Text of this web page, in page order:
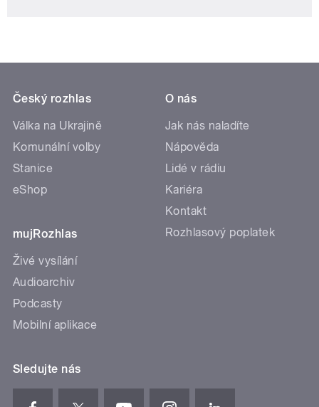
Český rozhlas
Válka na Ukrajině
Komunální volby
Stanice
eShop
mujRozhlas
Živé vysílání
Audioarchiv
Podcasty
Mobilní aplikace
O nás
Jak nás naladíte
Nápověda
Lidé v rádiu
Kariéra
Kontakt
Rozhlasový poplatek
Sledujte nás